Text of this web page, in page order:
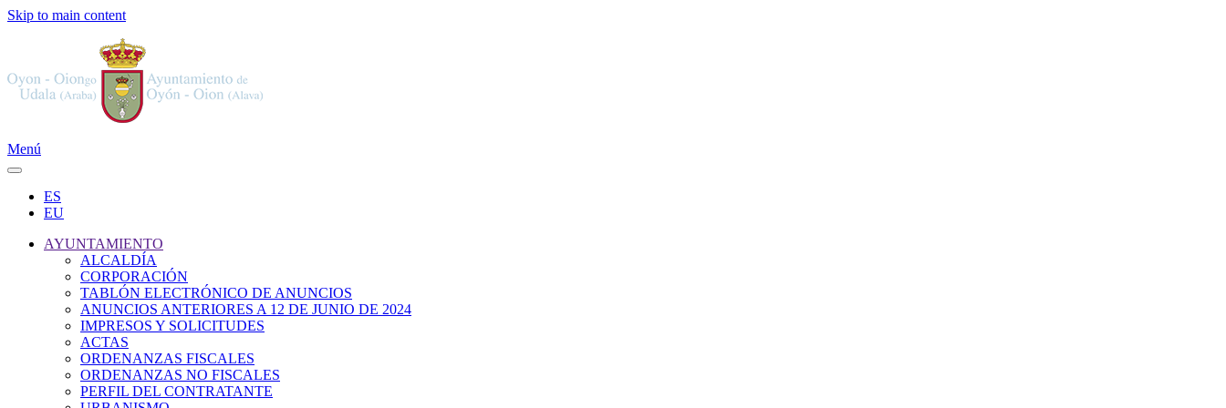
Skip to main content
Menú
ES
EU
AYUNTAMIENTO
ALCALDÍA
CORPORACIÓN
TABLÓN ELECTRÓNICO DE ANUNCIOS
ANUNCIOS ANTERIORES A 12 DE JUNIO DE 2024
IMPRESOS Y SOLICITUDES
ACTAS
ORDENANZAS FISCALES
ORDENANZAS NO FISCALES
PERFIL DEL CONTRATANTE